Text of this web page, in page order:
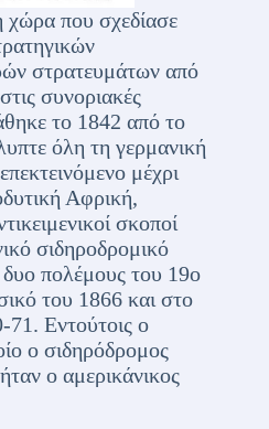
που σχεδίασε
στρατευμάτων από
συνοριακές
το 1842 από το
όλη τη γερμανική
μέχρι
Αφρική,
σκοποί
σιδηροδρομικό
δυο πολέμους του 19ο
του 1866 και στο
Εντούτοις ο
ο σιδηρόδρομος
ο αμερικάνικος